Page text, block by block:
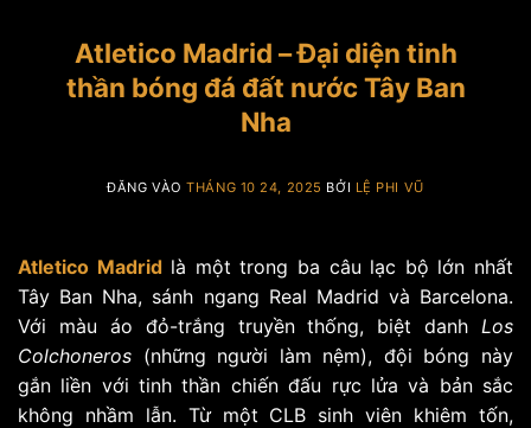
Atletico Madrid – Đại diện tinh
thần bóng đá đất nước Tây Ban
Nha
ĐĂNG VÀOTHÁNG 10 24, 2025 BỞI LỆ PHI VŨ
Atletico Madridlà một trong ba câu lạc bộ lớn nhất
Tây Ban Nha, sánh ngang Real Madrid và Barcelona.
Với màu áo đỏ-trắng truyền thống, biệt danh Los
Colchoneros (những người làm nệm), đội bóng này
gắn liền với tinh thần chiến đấu rực lửa và bản sắc
không nhầm lẫn. Từ một CLB sinh viên khiêm tốn,